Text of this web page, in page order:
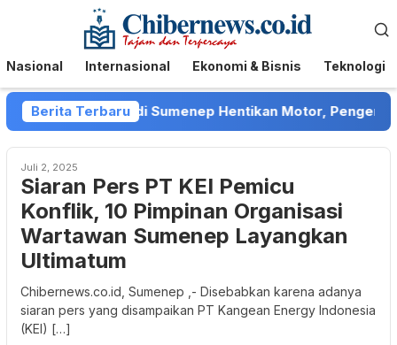
Menu
Mobile
Nasional Internasional Ekonomi & Bisnis Teknologi
Berita Terbaru
Collector di Sumenep Hentikan Motor, Pengendara
Juli 2, 2025
Siaran Pers PT KEI Pemicu
Konflik, 10 Pimpinan Organisasi
Wartawan Sumenep Layangkan
Ultimatum
Chibernews.co.id, Sumenep ,- Disebabkan karena adanya
siaran pers yang disampaikan PT Kangean Energy Indonesia
(KEI) […]